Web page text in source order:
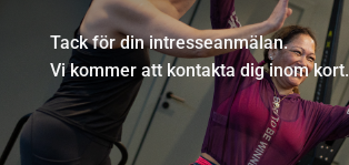
Tack för din intresseanmälan.
Vi kommer att kontakta dig inom kort.